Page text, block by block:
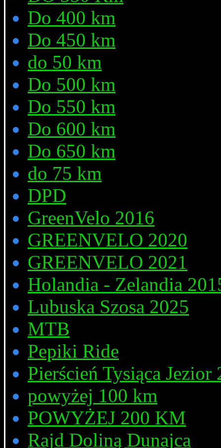
Do 400 km
Do 450 km
do 50 km
Do 500 km
Do 550 km
Do 600 km
Do 650 km
do 75 km
DPD
GreenVelo 2016
GREENVELO 2020
GREENVELO 2021
Holandia - Zelandia
Lubuska Szosa 2025
MTB
Pepiki Ride
Pierścień Tysiąca Jezior
powyżej 100 km
POWYŻEJ 200 KM
Rajd Doliną Dunajca